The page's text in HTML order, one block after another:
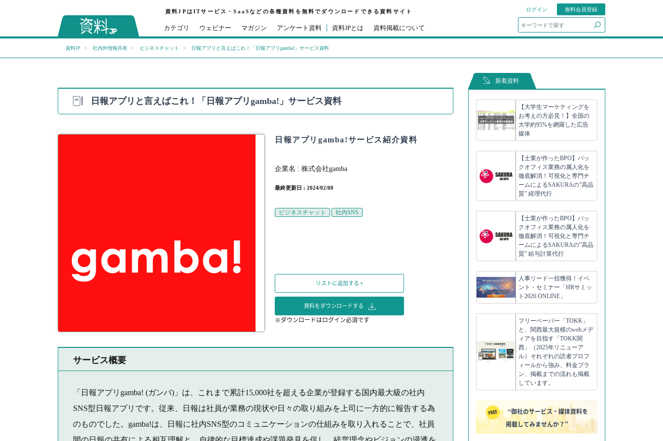
資料JPはITサービス・SaaSなどの各種資料を無料でダウンロードできる資料サイト
カテゴリ ウェビナー マガジン アンケート資料 資料JPとは 資料掲載について
ログイン
無料会員登録
資料JP 社内外情報共有 ビジネスチャット 日報アプリと言えばこれ！「日報アプリgamba!」サービス資料
日報アプリと言えばこれ！「日報アプリgamba!」サービス資料
日報アプリgamba!サービス紹介資料
企業名 : 株式会社gamba
最終更新日 : 2024/02/08
ビジネスチャット 社内SNS
リストに追加する +
資料をダウンロードする
※ダウンロードはログイン必須です
サービス概要
「日報アプリgamba! (ガンバ)」は、これまで累計15,000社を超える企業が登録する国内最大級の社内
SNS型日報アプリです。従来、日報は社員が業務の現状や日々の取り組みを上司に一方的に報告する為
のものでした。gamba!は、日報に社内SNS型のコミュニケーションの仕組みを取り入れることで、社員
新着資料
【大学生マーケティングを
お考えの方必見！】全国の
大学約95%を網羅した広告
媒体
【士業が作ったBPO】バッ
クオフィス業務の属人化を
徹底解消！可視化と専門チ
ームによるSAKURAの”高品
質” 経理代行
【士業が作ったBPO】バッ
クオフィス業務の属人化を
徹底解消！可視化と専門チ
ームによるSAKURAの”高品
質” 給与計算代行
人事リード一括獲得！イベ
ント・セミナー「HRサミッ
ト2026 ONLINE」
フリーペーパー「TOKK」
と、関西最大規模のwebメデ
ィアを目指す「TOKK関
西」（2025年リニューア
ル）それぞれの読者プロフ
ィールから強み、料金プラ
ン、掲載までの流れも掲載
しています。
“御社のサービス・媒体資料を
掲載してみませんか？”